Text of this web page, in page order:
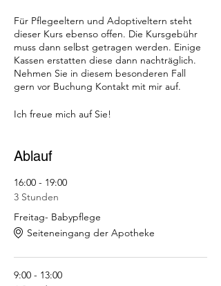
Für Pflegeeltern und Adoptiveltern steht
dieser Kurs ebenso offen. Die Kursgebühr
muss dann selbst getragen werden. Einige
Kassen erstatten diese dann nachträglich.
Nehmen Sie in diesem besonderen Fall
gern vor Buchung Kontakt mit mir auf.
Ich freue mich auf Sie!
Ablauf
16:00 - 19:00
3 Stunden
Freitag- Babypflege
Seiteneingang der Apotheke
9:00 - 13:00